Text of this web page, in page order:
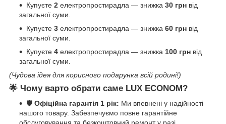
Купуєте 2 електропростирадла — знижка 30 грн від
загальної суми.
Купуєте 3 електропростирадла — знижка 60 грн від
загальної суми.
Купуєте 4 електропростирадла — знижка 100 грн від
загальної суми.
(Чудова ідея для корисного подарунка всій родині!)
🌟 Чому варто обрати саме LUX ECONOM?
🛡️ Офіційна гарантія 1 рік: Ми впевнені у надійності
нашого товару. Забезпечуємо повне гарантійне